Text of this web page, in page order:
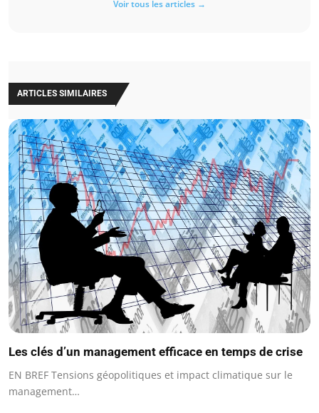
Voir tous les articles →
ARTICLES SIMILAIRES
Les clés d’un management efficace en temps de crise
EN BREF Tensions géopolitiques et impact climatique sur le
management…